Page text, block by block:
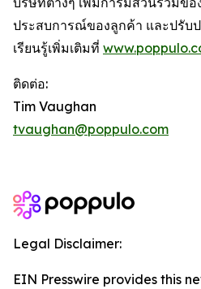
ประสบการณ์ของลูกค้า และปรับ
เรียนรู้เพิ่มเติมที่
ติดต่อ:
Tim Vaughan
tvaughan@poppulo.com
Legal Disclaimer:
EIN Presswire provides this